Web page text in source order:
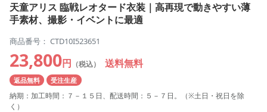
天童アリス 臨戦レオタード衣装｜高再現で動きやすい薄
手素材、撮影・イベントに最適
商品番号： CTD10I523651
23,800円 （税込） 送料無料
返品無料 受注生産
納期：加工時間：７－１５日、配送時間：５－７日。（※土日・祝日を除
く）